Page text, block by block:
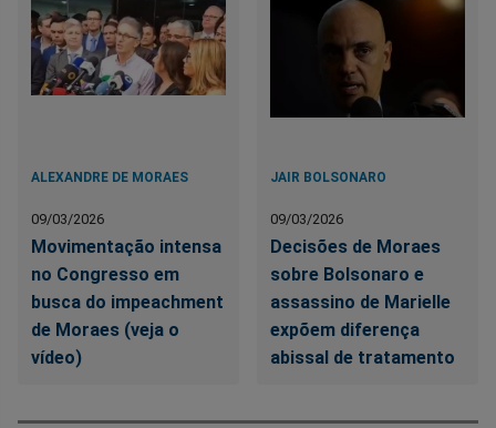
ALEXANDRE DE MORAES
09/03/2026
Movimentação intensa
no Congresso em
busca do impeachment
de Moraes (veja o
vídeo)
JAIR BOLSONARO
09/03/2026
Decisões de Moraes
sobre Bolsonaro e
assassino de Marielle
expõem diferença
abissal de tratamento